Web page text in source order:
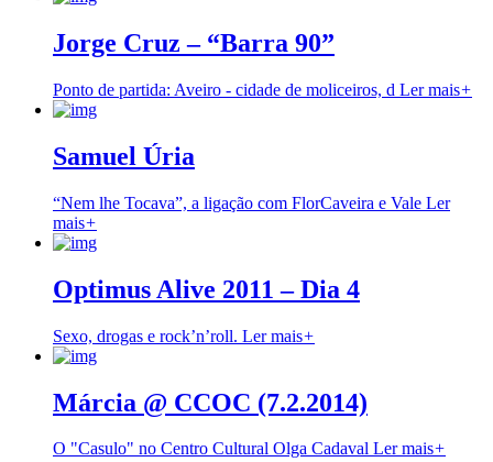
Jorge Cruz – “Barra 90”
Ponto de partida: Aveiro - cidade de moliceiros, d Ler mais+
Samuel Úria
“Nem lhe Tocava”, a ligação com FlorCaveira e Vale Ler
mais+
Optimus Alive 2011 – Dia 4
Sexo, drogas e rock’n’roll. Ler mais+
Márcia @ CCOC (7.2.2014)
O "Casulo" no Centro Cultural Olga Cadaval Ler mais+